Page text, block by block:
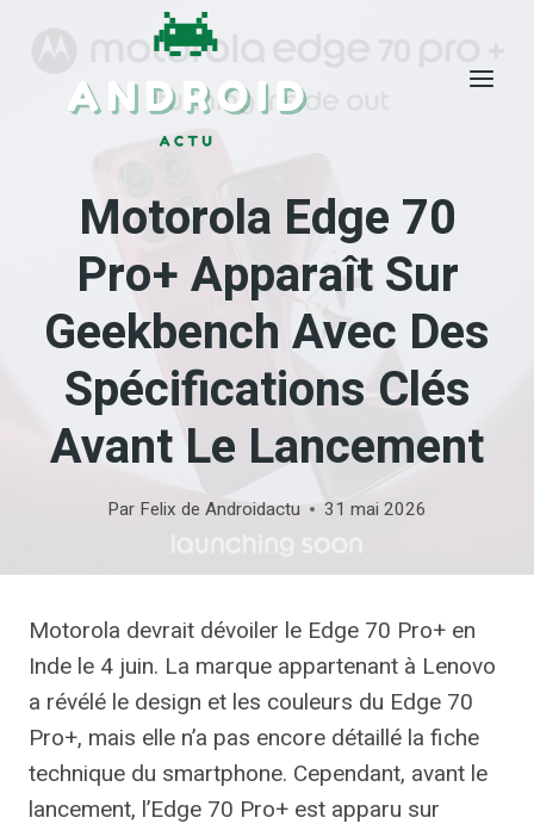
Motorola Edge 70
Pro+ Apparaît Sur
Geekbench Avec Des
Spécifications Clés
Avant Le Lancement
Par Felix de Androidactu 31 mai 2026
Motorola devrait dévoiler le Edge 70 Pro+ en
Inde le 4 juin. La marque appartenant à Lenovo
a révélé le design et les couleurs du Edge 70
Pro+, mais elle n’a pas encore détaillé la fiche
technique du smartphone. Cependant, avant le
lancement, l’Edge 70 Pro+ est apparu sur